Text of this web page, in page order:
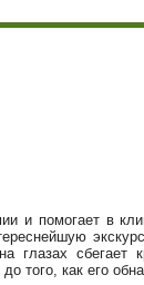
и помогает в
глазах сбегает
того, как его